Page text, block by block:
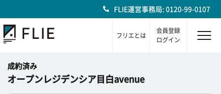
FLIE運営事務局: 0120-99-0107
フリエとは
会員登録
ログイン
成約済み
オープンレジデンシア目白avenue